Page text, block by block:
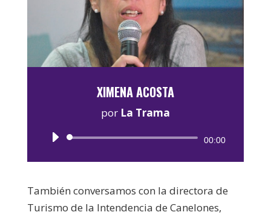
XIMENA ACOSTA
por La Trama
Reproductor
00:00
También conversamos con la directora de
Turismo de la Intendencia de Canelones,